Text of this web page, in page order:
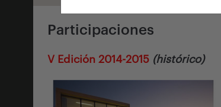
Participaciones
V Edición 2014-2015 (histórico)